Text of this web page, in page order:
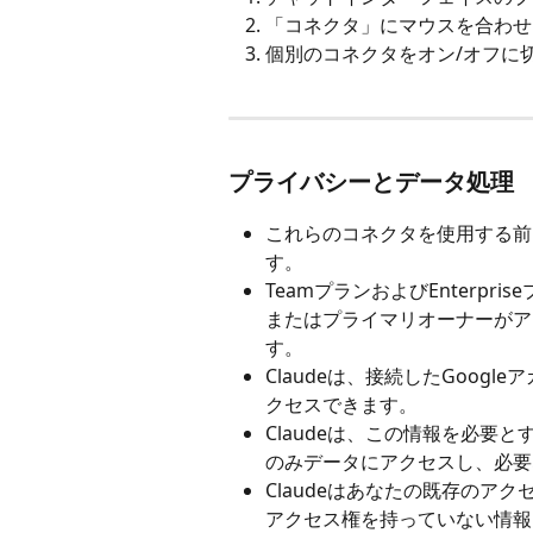
「コネクタ」にマウスを合わ
個別のコネクタをオン/オフに
プライバシーとデータ処理
これらのコネクタを使用する
す。
TeamプランおよびEnterprise
またはプライマリオーナーが
す。
Claudeは、接続したGoogle
クセスできます。
Claudeは、この情報を必要と
のみデータにアクセスし、必
Claudeはあなたの既存のアク
アクセス権を持っていない情